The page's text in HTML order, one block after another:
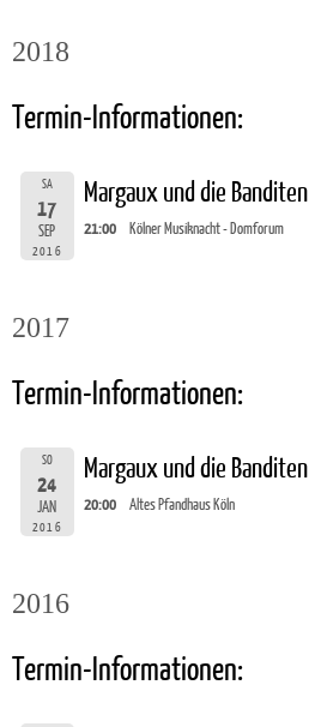
2018
Termin-Informationen:
SA
17
SEP
2016
Margaux und die Banditen
21:00 Kölner Musiknacht - Domforum
2017
Termin-Informationen:
SO
24
JAN
2016
Margaux und die Banditen
20:00 Altes Pfandhaus Köln
2016
Termin-Informationen: